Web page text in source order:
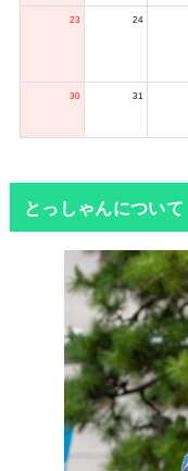
23 24
30 31
とっしゃんについて